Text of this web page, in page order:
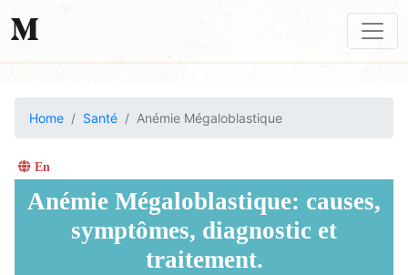
Home Santé Anémie Mégaloblastique
En
Anémie Mégaloblastique: causes,
symptômes, diagnostic et
traitement.